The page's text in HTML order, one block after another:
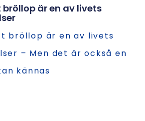
är en av livets
bröllop är en av livets
– Men det är också en
kännas